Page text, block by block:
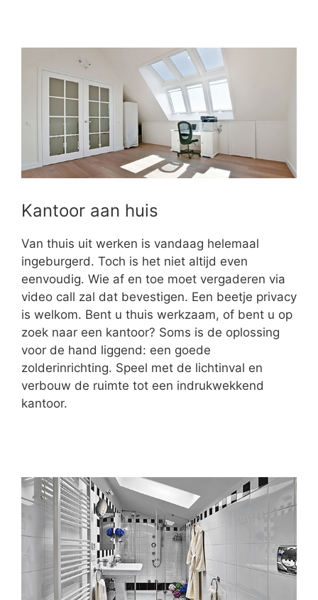
Kantoor aan huis
Van thuis uit werken is vandaag helemaal
ingeburgerd. Toch is het niet altijd even
eenvoudig. Wie af en toe moet vergaderen via
video call zal dat bevestigen. Een beetje privacy
is welkom. Bent u thuis werkzaam, of bent u op
zoek naar een kantoor? Soms is de oplossing
voor de hand liggend: een goede
zolderinrichting. Speel met de lichtinval en
verbouw de ruimte tot een indrukwekkend
kantoor.